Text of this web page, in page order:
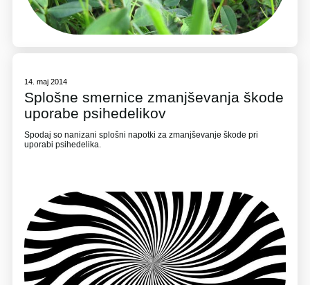
14. maj 2014
Splošne smernice zmanjševanja škode
uporabe psihedelikov
Spodaj so nanizani splošni napotki za zmanjševanje škode pri
uporabi psihedelika.